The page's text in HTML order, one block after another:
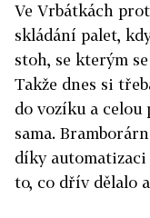
Ve Vrbátkách
skládání palet,
stoh, se kterým
Takže dnes si
do vozíku a celou
sama.
díky automatizaci
to, co dřív dělalo